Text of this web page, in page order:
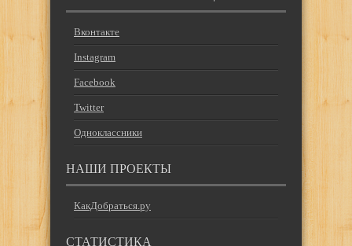
Вконтакте
Instagram
Facebook
Twitter
Одноклассники
НАШИ ПРОЕКТЫ
КакДобраться.ру
СТАТИСТИКА